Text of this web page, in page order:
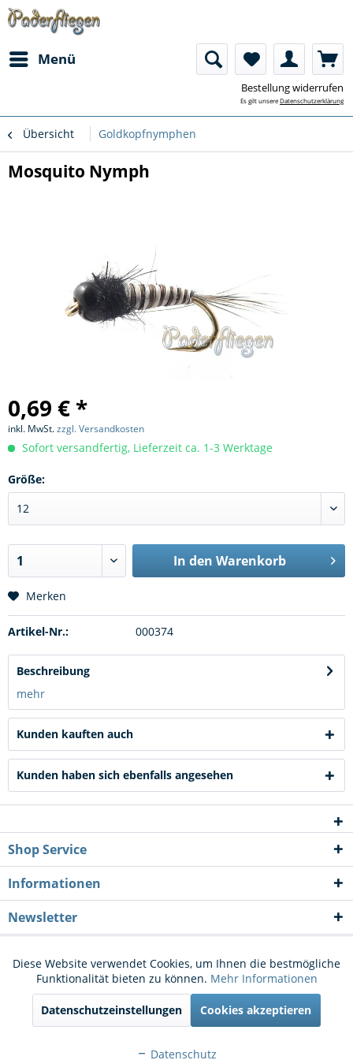
Menü
Bestellung widerrufen
Es gilt unsereDatenschutzerklärung
Übersicht Goldkopfnymphen
Mosquito Nymph
0,69 € *
inkl. MwSt.zzgl. Versandkosten
Sofort versandfertig, Lieferzeit ca. 1-3 Werktage
Größe:
In den Warenkorb
Merken
Artikel-Nr.: 000374
Beschreibung
mehr
Kunden kauften auch
Kunden haben sich ebenfalls angesehen
Shop Service
Informationen
Newsletter
* Alle Preise inkl. gesetzl. Mehrwertsteuer zzgl.Versandkostenund ggf.
Nachnahmegebühren, wenn nicht anders beschrieben
Cookie-Einstellungen
Kontakt
Funktionale Aktiv
Marketing Aktiv
Diese Website verwendet Cookies, um Ihnen die bestmögliche
Funktionalität bieten zu können. Mehr Informationen
Datenschutzeinstellungen Cookies akzeptieren
Datenschutz